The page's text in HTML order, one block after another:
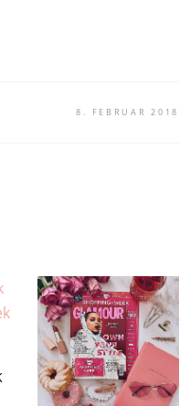
8. FEBRUAR 2018